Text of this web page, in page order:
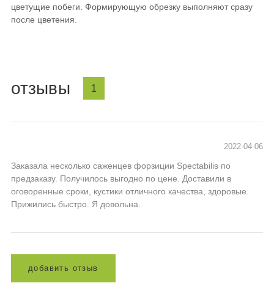
цветущие побеги. Формирующую обрезку выполняют сразу
после цветения.
отзывы 1
2022-04-06
Заказала несколько саженцев форзиции Spectabilis по
предзаказу. Получилось выгодно по цене. Доставили в
оговоренные сроки, кустики отличного качества, здоровые.
Прижились быстро. Я довольна.
доба вит ь отз ыв